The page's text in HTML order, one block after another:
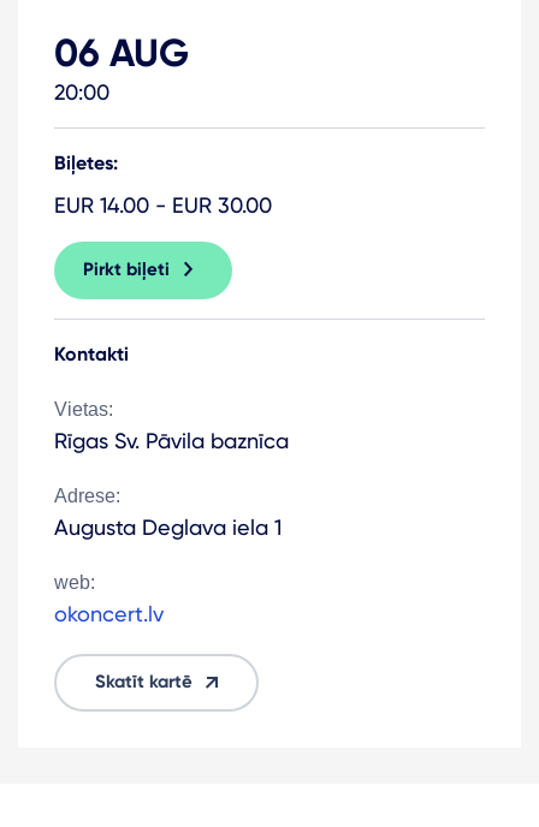
06 AUG
20:00
Biļetes:
EUR 14.00 - EUR 30.00
Pirkt biļeti
Kontakti
Vietas:
Rīgas Sv. Pāvila baznīca
Adrese:
Augusta Deglava iela 1
web:
okoncert.lv
Skatīt kartē